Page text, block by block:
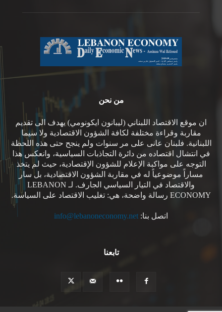
من نحن
ان موقع الاقتصاد اللبناني (ليبانون ايكونومي) يهدف الى تقديم
مقاربة وقراءة مختلفة لكافة الشؤون الاقتصادية ولا سيما
اللبنانية. فلبنان عانى على مر سنوات ولم ينجح حتى هذه اللحظة
في انتشال اقتصاده من دائرة التجاذبات السياسية، وانعكس هذا
التوجه على مواكبة الإعلام للشؤون الإقتصادية، حيث لم يتخذ
مساراً موضوعياً له في مقاربة الشؤون الاقتصادية، بل سار
والاقتصاد في التيار السياسي الجارف. لـ LEBANON
ECONOMY رسالة واضحة، هي: تغليب الاقتصاد على السياسة.
اتصل بنا: info@lebanoneconomy.net
تابعنا